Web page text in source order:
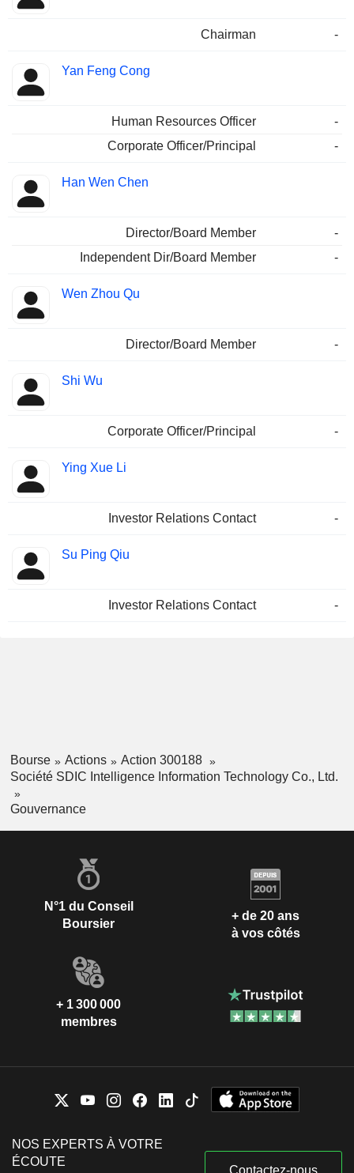
Chairman -
Yan Feng Cong
Human Resources Officer
-
Corporate Officer/Principal
-
Han Wen Chen
Director/Board Member
-
Independent Dir/Board Member
-
Wen Zhou Qu
Director/Board Member -
Shi Wu
Corporate Officer/Principal -
Ying Xue Li
Investor Relations Contact -
Su Ping Qiu
Investor Relations Contact -
Bourse Actions
Action 300188
Société SDIC Intelligence Information Technology Co., Ltd.
Gouvernance
N°1 du Conseil
Boursier
+ de 20 ans
à vos côtés
+ 1 300 000
membres
NOS EXPERTS À VOTRE
ÉCOUTE
Contactez-nous